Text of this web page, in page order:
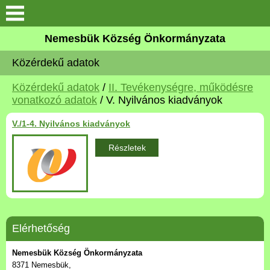
Keresés
Önkormányzat
Közös Önkormányzati
Hivatal
Zalaköveskút
Művelődési ház
Elérhetőség
MAGYAR FALU PROGRAM
Versenyképes Járások
Program
Nemesbük Község Önkormányzata
Közérdekű adatok
Közérdekű adatok / II. Tevékenységre, működésre
vonatkozó adatok / V. Nyilvános kiadványok
V./1-4. Nyilvános kiadványok
Részletek
Elérhetőség
Nemesbük Község Önkormányzata
8371 Nemesbük,